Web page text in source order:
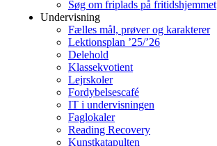
Søg om friplads på fritidshjemmet
Undervisning
Fælles mål, prøver og karakterer
Lektionsplan ’25/’26
Delehold
Klassekvotient
Lejrskoler
Fordybelsescafé
IT i undervisningen
Faglokaler
Reading Recovery
Kunstkatapulten